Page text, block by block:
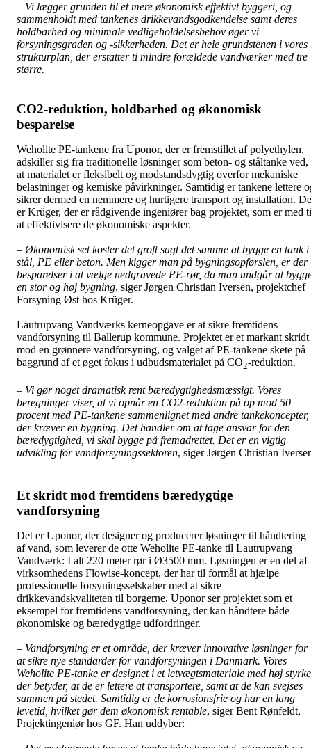
– Vi lægger grunden til et mere økonomisk effektivt byggeri, og
sammenholdt med tankenes drikkevandsgodkendelse samt deres
holdbarhed og minimale vedligeholdelsesbehov øger vi
forsyningsgraden og -sikkerheden. Det er hele grundstenen i vores
strukturplan, der erstatter ti mindre forældede vandværker med tre
større.
CO2-reduktion, holdbarhed og økonomisk
besparelse
Weholite PE-tankene fra Uponor, der er fremstillet af polyethylen,
adskiller sig fra traditionelle løsninger som beton- og ståltanke ved,
at materialet er fleksibelt og modstandsdygtig overfor mekaniske
belastninger og kemiske påvirkninger. Samtidig er tankene lettere
sikrer dermed en nemmere og hurtigere transport og installation.
er Krüger, der er rådgivende ingeniører bag projektet, som er med
at effektivisere de økonomiske aspekter.
– Økonomisk set koster det groft sagt det samme at bygge en tank i
stål, PE eller beton. Men kigger man på bygningsopførslen, er der
besparelser i at vælge nedgravede PE-rør, da man undgår at
en stor og høj bygning, siger Jørgen Christian Iversen, projektchef
Forsyning Øst hos Krüger.
Lautrupvang Vandværks kerneopgave er at sikre fremtidens
vandforsyning til Ballerup kommune. Projektet er et markant skridt
mod en grønnere vandforsyning, og valget af PE-tankene skete på
baggrund af et øget fokus i udbudsmaterialet på CO2-reduktion.
– Vi gør noget dramatisk rent bæredygtighedsmæssigt. Vores
beregninger viser, at vi opnår en CO2-reduktion på op mod 50
procent med PE-tankene sammenlignet med andre tankekoncepter,
der kræver en bygning. Det handler om at tage ansvar for den
bæredygtighed, vi skal bygge på fremadrettet. Det er en vigtig
udvikling for vandforsyningssektoren, siger Jørgen Christian
Et skridt mod fremtidens bæredygtige
vandforsyning
Det er Uponor, der designer og producerer løsninger til håndtering
af vand, som leverer de otte Weholite PE-tanke til Lautrupvang
Vandværk: I alt 220 meter rør i Ø3500 mm. Løsningen er en del af
virksomhedens Flowise-koncept, der har til formål at hjælpe
professionelle forsyningsselskaber med at sikre
drikkevandskvaliteten til borgerne. Uponor ser projektet som et
eksempel for fremtidens vandforsyning, der kan håndtere både
økonomiske og bæredygtige udfordringer.
– Vandforsyning er et område, der kræver innovative løsninger for
at sikre nye standarder for vandforsyningen i Danmark. Vores
Weholite PE-tanke er designet i et letvægtsmateriale med høj
der betyder, at de er lettere at transportere, samt at de kan svejses
sammen på stedet. Samtidig er de korrosionsfrie og har en lang
levetid, hvilket gør dem økonomisk rentable, siger Bent Rønfeldt,
Projektingeniør hos GF. Han uddyber: